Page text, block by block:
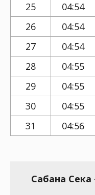
25 04:54
26
04:54
27
04:54
28
04:55
29
04:55
30
04:55
31
04:56
Сабана